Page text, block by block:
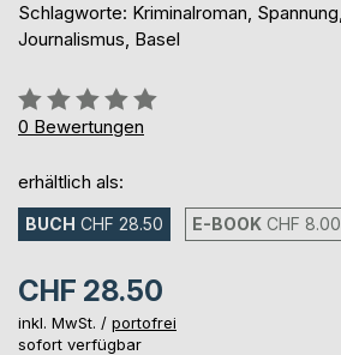
Schlagworte: Kriminalroman,
Journalismus, Basel
Bewertung::
0%
0 Bewertungen
erhältlich als:
BUCH CHF 28.50 E-BOOK CHF 8.00
CHF 28.50
inkl. MwSt. / portofrei
sofort verfügbar